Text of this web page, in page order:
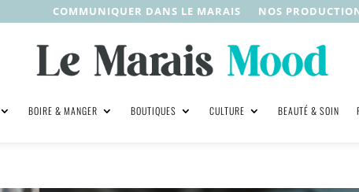
COMMUNIQUER DANS LE MARAIS NOS
BOIRE & MANGER BOUTIQUES CULTURE BEAUTÉ & SOIN